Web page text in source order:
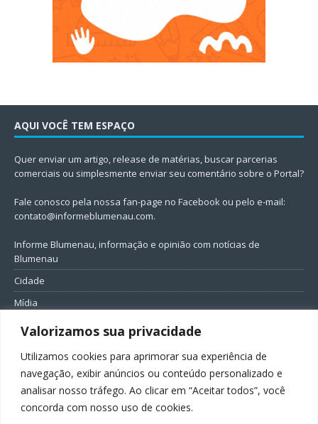
Valorizamos sua privacidade
Utilizamos cookies para aprimorar sua experiência de
navegação, exibir anúncios ou conteúdo personalizado e
analisar nosso tráfego. Ao clicar em “Aceitar todos”, você
concorda com nosso uso de cookies.
AQUI VOCÊ TEM ESPAÇO
Quer enviar um artigo, release de matérias, buscar parcerias
comerciais ou simplesmente enviar seu comentário sobre o Portal?
Fale conosco pela nossa fan-page no Facebook ou pelo e-mail:
contato@informeblumenau.com.
Informe Blumenau, informação e opinião com notícias de
Blumenau
Cidade
Mídia
Entretenimento
Política